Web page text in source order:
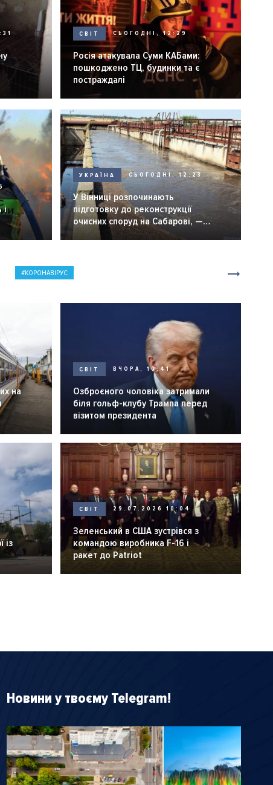
СВІТ СЬОГОДНІ, 12:29
Росія атакувала Суми КАБами:
пошкоджено ТЦ, будинки та є
постраждалі
УКРАЇНА СЬОГОДНІ, 12:23
У Вінниці розпочинають
підготовку до реконструкції
очисних споруд на Сабарові, —
мер Вінниці.
КОРОНАВІРУС
на
СВІТ ВЧОРА, 10:41
Озброєного чоловіка затримали
біля гольф-клубу Трампа перед
візитом президента
із
СВІТ 29.07.2026 10:04
Зеленський в США зустрівся з
командою виробника F-16 і
ракет до Patriot
Новини у твоєму Telegram!